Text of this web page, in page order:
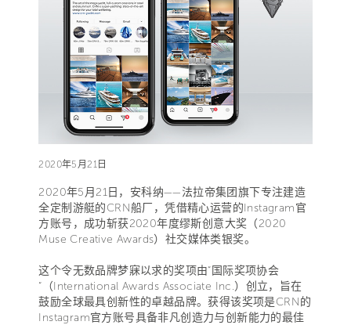
2020年5月21日
2020年5月21日，安科纳——法拉帝集团旗下专注建造
全定制游艇的CRN船厂，凭借精心运营的Instagram官
方账号，成功斩获2020年度缪斯创意大奖（2020
Muse Creative Awards）社交媒体类银奖。
这个令无数品牌梦寐以求的奖项由“国际奖项协会
“（International Awards Associate Inc.）创立，旨在
鼓励全球最具创新性的卓越品牌。获得该奖项是CRN的
Instagram官方账号具备非凡创造力与创新能力的最佳